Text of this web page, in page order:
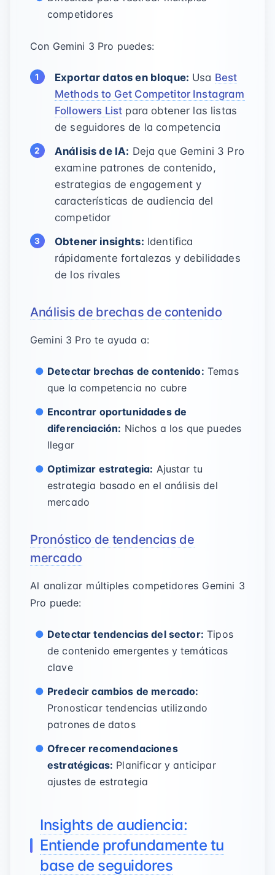
competidores
Con Gemini 3 Pro puedes:
Exportar datos en bloque: Usa Best
Methods to Get Competitor Instagram
Followers List para obtener las listas
de seguidores de la competencia
Análisis de IA: Deja que Gemini 3 Pro
examine patrones de contenido,
estrategias de engagement y
características de audiencia del
competidor
Obtener insights: Identifica
rápidamente fortalezas y debilidades
de los rivales
Análisis de brechas de contenido
Gemini 3 Pro te ayuda a:
Detectar brechas de contenido: Temas
que la competencia no cubre
Encontrar oportunidades de
diferenciación: Nichos a los que puedes
llegar
Optimizar estrategia: Ajustar tu
estrategia basado en el análisis del
mercado
Pronóstico de tendencias de
mercado
Al analizar múltiples competidores Gemini 3
Pro puede:
Detectar tendencias del sector: Tipos
de contenido emergentes y temáticas
clave
Predecir cambios de mercado:
Pronosticar tendencias utilizando
patrones de datos
Ofrecer recomendaciones
estratégicas: Planificar y anticipar
ajustes de estrategia
Insights de audiencia:
Entiende profundamente tu
base de seguidores